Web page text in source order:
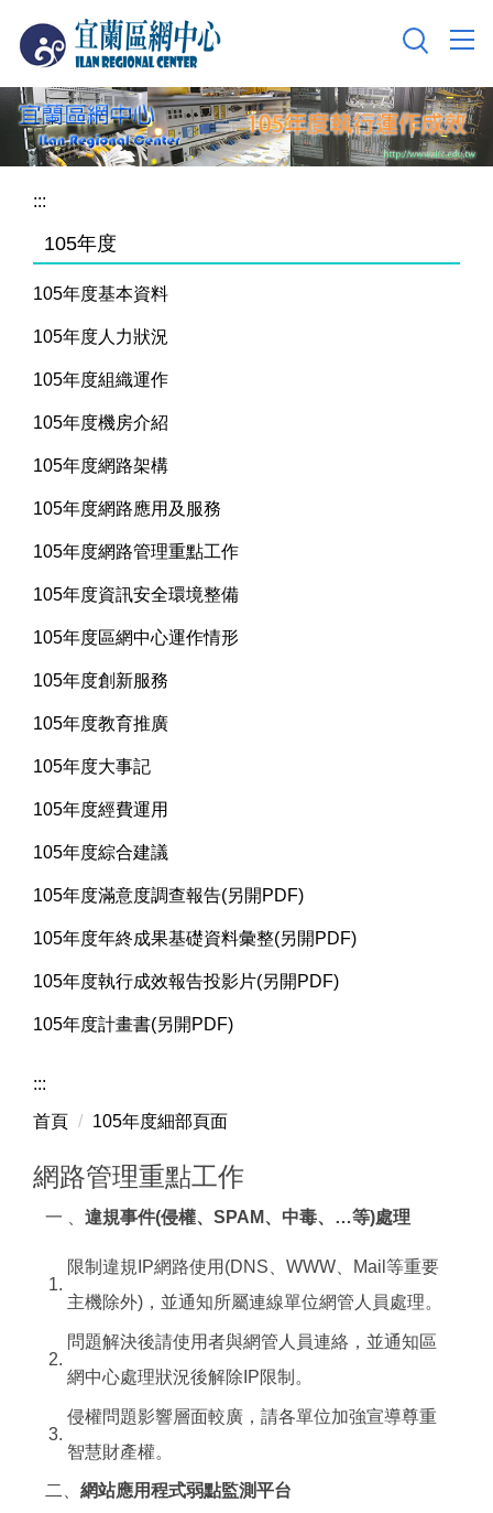
到
要
內
容
:::
105年度
105年度基本資料
105年度人力狀況
105年度組織運作
105年度機房介紹
105年度網路架構
105年度網路應用及服務
105年度網路管理重點工作
105年度資訊安全環境整備
105年度區網中心運作情形
105年度創新服務
105年度教育推廣
105年度大事記
105年度經費運用
105年度綜合建議
105年度滿意度調查報告(另開PDF)
105年度年終成果基礎資料彙整(另開PDF)
105年度執行成效報告投影片(另開PDF)
105年度計畫書(另開PDF)
:::
首頁
105年度細部頁面
網路管理重點工作
一 、 違規事件(侵權、SPAM、中毒、…等)處理
1.
限制違規IP網路使用(DNS、WWW、Mail等重要
主機除外)，並通知所屬連線單位網管人員處理。
2.
問題解決後請使用者與網管人員連絡，並通知區
網中心處理狀況後解除IP限制。
3.
侵權問題影響層面較廣，請各單位加強宣導尊重
智慧財產權。
二、 網站應用程式弱點監測平台